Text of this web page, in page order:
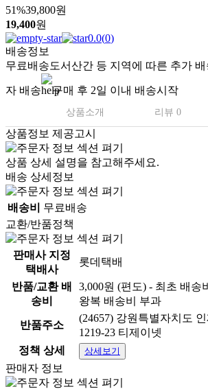
51%39,800원
19,400원
0.0(0)
배송정보
무료배송도서산간 등 지역에 따른 추가
자 배송 구매 후 2일 이내 배송시작
상품소개 리뷰 0
상품정보 제공고시
상품 상세 설명을 참고해주세요.
배송 상세정보
배송비
무료배송
교환/반품정책
판매사 지정
택배사
롯데택배
반품/교환 배
송비
3,000원 (편도) - 최초 배송
왕복 배송비 부과
반품주소
(24657) 강원특별자치도
1219-23 티제이넷
정책 상세
상세보기
판매자 정보